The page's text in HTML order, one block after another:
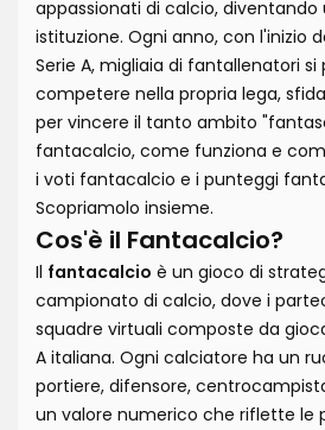
appassionati di calcio, diventando
istituzione. Ogni anno, con l'inizio
Serie A, migliaia di fantallenatori
competere nella propria lega,
per vincere il tanto ambito
fantacalcio, come funziona e
i voti fantacalcio e i punteggi
Scopriamolo insieme.
Cos'è il Fantacalcio?
Il fantacalcio è un gioco di
campionato di calcio, dove i
squadre virtuali composte da
A italiana. Ogni calciatore ha un
portiere, difensore,
un valore numerico che riflette le